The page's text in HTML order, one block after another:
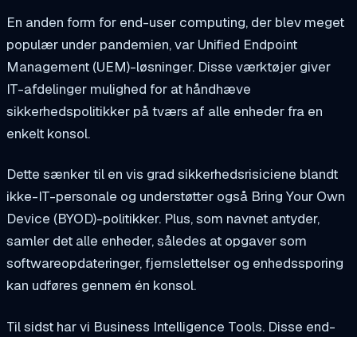
En anden form for end-user computing, der blev meget
populær under pandemien, var Unified Endpoint
Management (UEM)-løsninger. Disse værktøjer giver
IT-afdelinger mulighed for at håndhæve
sikkerhedspolitikker på tværs af alle enheder fra en
enkelt konsol.
Dette sænker til en vis grad sikkerhedsrisiciene blandt
ikke-IT-personale og understøtter også Bring Your Own
Device (BYOD)-politikker. Plus, som navnet antyder,
samler det alle enheder, således at opgaver som
softwareopdateringer, fjernslettelser og enhedssporing
kan udføres gennem én konsol.
Til sidst har vi Business Intelligence Tools. Disse end-